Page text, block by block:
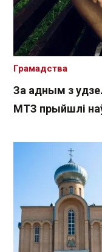
За адным з
МТЗ прыйшлі
Грамадства